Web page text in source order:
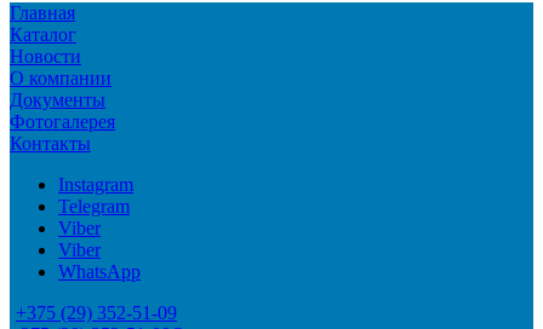
Главная
Каталог
Новости
О компании
Документы
Фотогалерея
Контакты
Instagram
Telegram
Viber
Viber
WhatsApp
+375 (29) 352-51-09